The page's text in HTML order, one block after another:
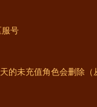
服号
的未充值角色会删除（